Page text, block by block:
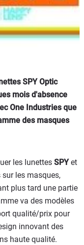
SPY Optic
mois d'absence
One Industries que
des masques
les lunettes SPYet
les masques,
plus tard une partie
va des modèles
qualité/prix pour
innovant des
haute qualité.